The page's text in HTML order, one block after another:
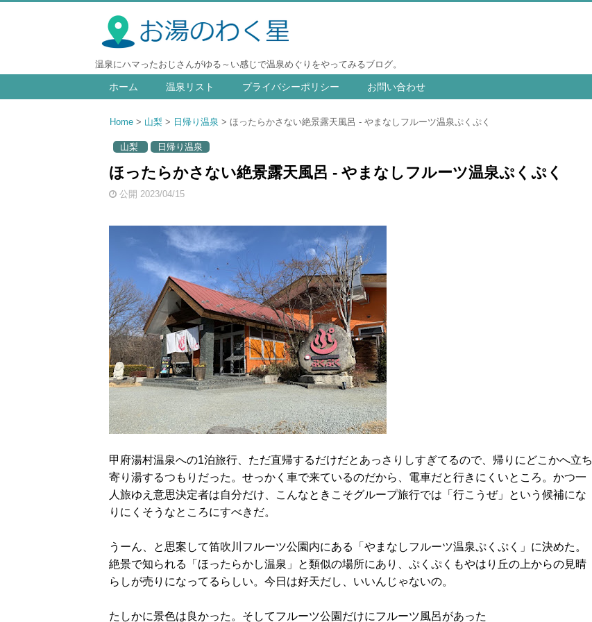
温泉にハマったおじさんがゆる～い感じで温泉めぐりをやってみるブログ。
ホーム 温泉リスト プライバシーポリシー お問い合わせ
Home 山梨 日帰り温泉 ほったらかさない絶景露天風呂 - やまなしフルーツ温泉ぷくぷく
山梨 日帰り温泉
ほったらかさない絶景露天風呂 - やまなしフルーツ温泉ぷくぷく
公開 2023/04/15
甲府湯村温泉への1泊旅行、ただ直帰するだけだとあっさりしすぎてるので、帰りにどこかへ立ち
寄り湯するつもりだった。せっかく車で来ているのだから、電車だと行きにくいところ。かつ一
人旅ゆえ意思決定者は自分だけ、こんなときこそグループ旅行では「行こうぜ」という候補にな
りにくそうなところにすべきだ。
うーん、と思案して笛吹川フルーツ公園内にある「やまなしフルーツ温泉ぷくぷく」に決めた。
絶景で知られる「ほったらかし温泉」と類似の場所にあり、ぷくぷくもやはり丘の上からの見晴
らしが売りになってるらしい。今日は好天だし、いいんじゃないの。
たしかに景色は良かった。そしてフルーツ公園だけにフルーツ風呂があった